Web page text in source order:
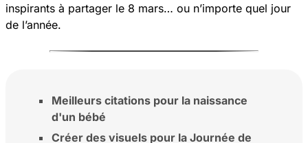
inspirants à partager le 8 mars… ou n’importe quel jour
de l’année.
Meilleurs citations pour la naissance
d'un bébé
Créer des visuels pour la Journée de